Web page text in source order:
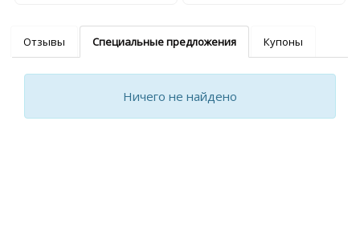
Отзывы Специальные предложения Купоны
Ничего не найдено